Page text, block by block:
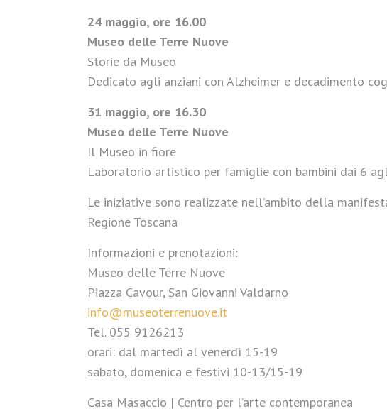
24 maggio, ore 16.00
Museo delle Terre Nuove
Storie da Museo
Dedicato agli anziani con Alzheimer e decadimento
31 maggio, ore 16.30
Museo delle Terre Nuove
Il Museo in fiore
Laboratorio artistico per famiglie con bambini dai 6
Le iniziative sono realizzate nell’ambito della
Regione Toscana
Informazioni e prenotazioni:
Museo delle Terre Nuove
Piazza Cavour, San Giovanni Valdarno
info@museoterrenuove.it
Tel. 055 9126213
orari: dal martedì al venerdì 15-19
sabato, domenica e festivi 10-13/15-19
Casa Masaccio | Centro per l’arte contemporanea